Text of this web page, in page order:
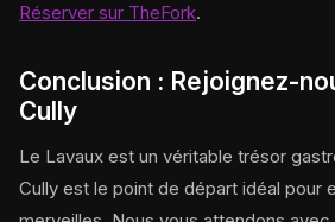
Réserver sur TheFork.
Conclusion : Rejoignez-
Cully
Le Lavaux est un véritable trésor
Cully est le point de départ idéal pour